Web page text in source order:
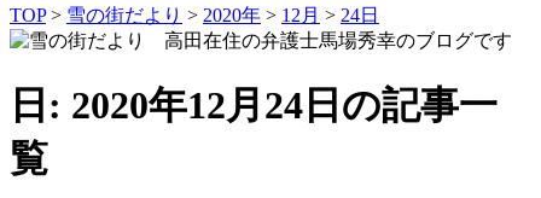
TOP> 雪の街だより > 2020年 > 12月 > 24日
日: 2020年12月24日の記事一
覧